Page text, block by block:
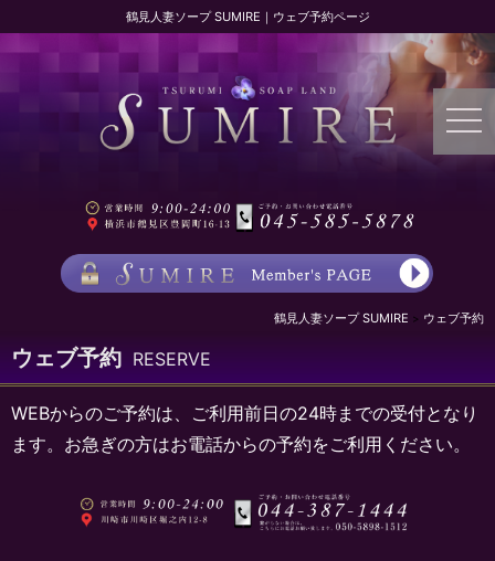
鶴見人妻ソープ SUMIRE｜ウェブ予約ページ
鶴見人妻ソープ SUMIRE ウェブ予約
ウェブ予約 RESERVE
WEBからのご予約は、ご利用前日の24時までの受付となり
ます。お急ぎの方はお電話からの予約をご利用ください。